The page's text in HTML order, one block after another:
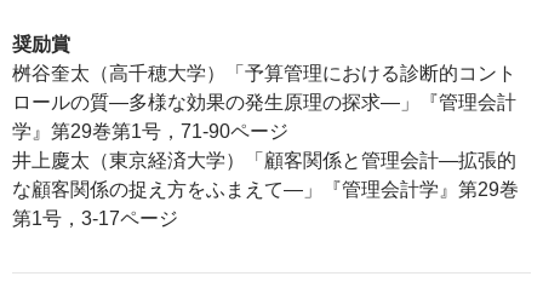
奨励賞
桝谷奎太（高千穂大学）「予算管理における診断的コント
ロールの質―多様な効果の発生原理の探求―」『管理会計
学』第29巻第1号，71-90ページ
井上慶太（東京経済大学）「顧客関係と管理会計―拡張的
な顧客関係の捉え方をふまえて―」『管理会計学』第29巻
第1号，3-17ページ